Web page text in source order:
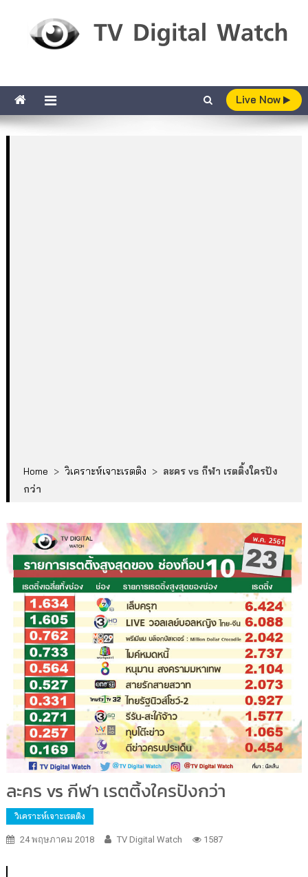
Live Now
Home > วิเคราะห์เจาะเรตติง > ละคร vs กีฬา เรตติ้งใครปัง
กว่า
ละคร vs กีฬา เรตติ้งใครปังกว่า
วิเคราะห์เจาะเรตติง
24 พฤษภาคม 2018 TV Digital Watch 1587